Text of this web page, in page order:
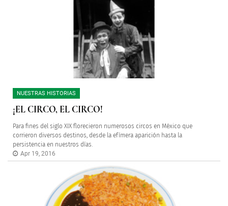
NUESTRAS HISTORIAS
¡EL CIRCO, EL CIRCO!
Para fines del siglo XIX florecieron numerosos circos en México que
corrieron diversos destinos, desde la efímera aparición hasta la
persistencia en nuestros días.
Apr 19, 2016